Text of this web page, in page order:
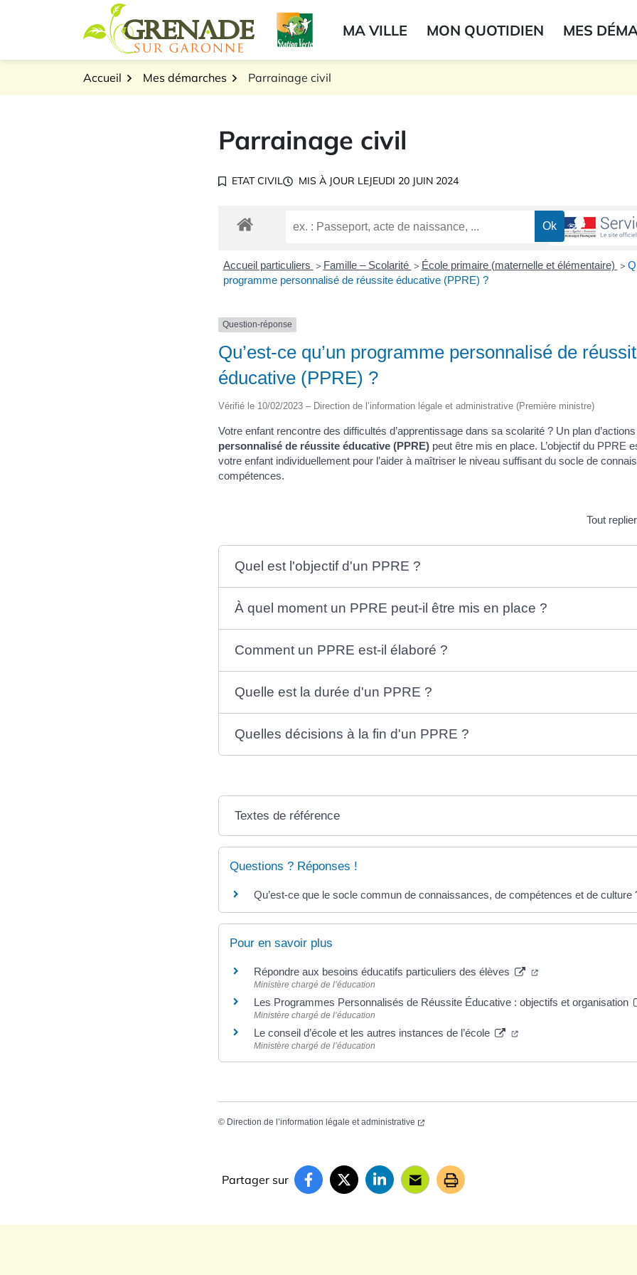
Logo Grenade sur GaronneMA VILLE MON QUOTIDIEN MES
Accueil Mes démarches Parrainage civil
Parrainage civil
ETAT CIVIL MIS À JOUR LEJEUDI 20 JUIN 2024
Accueil particuliers > Famille – Scolarité > École primaire (maternelle et élémentaire) >
programme personnalisé de réussite éducative (PPRE) ?
Question-réponse
Qu’est-ce qu’un programme personnalisé de
éducative (PPRE) ?
Vérifié le 10/02/2023 – Direction de l’information légale et administrative (Première ministre)
Votre enfant rencontre des difficultés d’apprentissage dans sa scolarité ? Un plan
personnalisé de réussite éducative (PPRE) peut être mis en place. L’objectif du PPRE
votre enfant individuellement pour l’aider à maîtriser le niveau suffisant du socle de
compétences.
Tout
Quel est l'objectif d'un PPRE ?
À quel moment un PPRE peut-il être mis en place ?
Comment un PPRE est-il élaboré ?
Quelle est la durée d'un PPRE ?
Quelles décisions à la fin d'un PPRE ?
Textes de référence
Questions ? Réponses !
Qu’est-ce que le socle commun de connaissances, de compétences et de culture
Pour en savoir plus
Répondre aux besoins éducatifs particuliers des élèves
Ministère chargé de l’éducation
Les Programmes Personnalisés de Réussite Éducative : objectifs et organisation
Ministère chargé de l’éducation
Le conseil d’école et les autres instances de l’école
Ministère chargé de l’éducation
© Direction de l’information légale et administrative
Partager sur